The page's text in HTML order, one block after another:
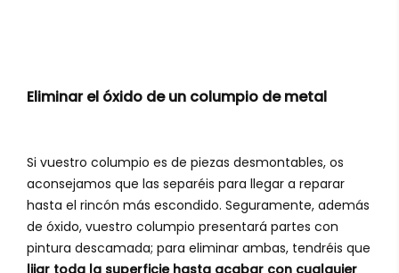
Eliminar el óxido de un columpio de metal
Si vuestro columpio es de piezas desmontables, os
aconsejamos que las separéis para llegar a reparar
hasta el rincón más escondido. Seguramente, además
de óxido, vuestro columpio presentará partes con
pintura descamada; para eliminar ambas, tendréis que